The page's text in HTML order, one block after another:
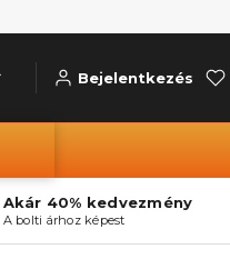
Bejelentkezés
Akár 40% kedvezmény
A bolti árhoz képest